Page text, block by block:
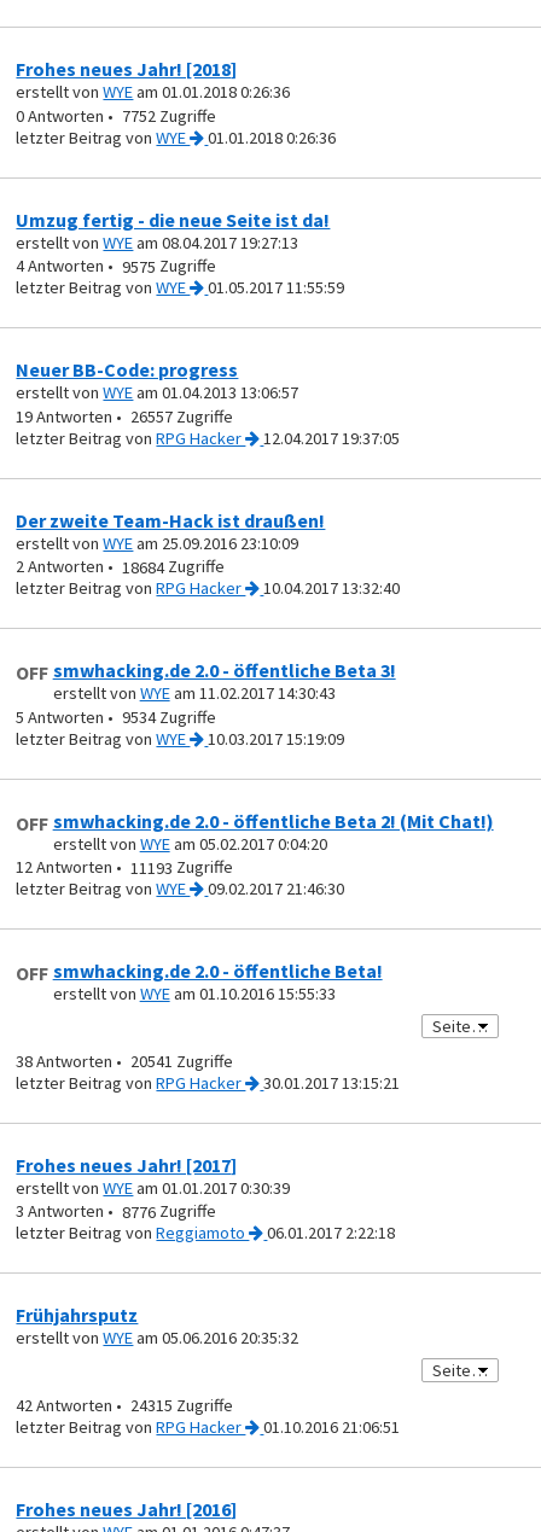
Frohes neues Jahr! [2018]
erstellt vonWYEam 01.01.2018 0:26:36
0
7752
vonWYE 01.01.2018 0:26:36
Umzug fertig - die neue Seite ist da!
erstellt vonWYEam 08.04.2017 19:27:13
4
9575
vonWYE 01.05.2017 11:55:59
Neuer BB-Code: progress
erstellt vonWYEam 01.04.2013 13:06:57
19
26557
vonRPG Hacker 12.04.2017 19:37:05
Der zweite Team-Hack ist draußen!
erstellt vonWYEam 25.09.2016 23:10:09
2
18684
vonRPG Hacker 10.04.2017 13:32:40
OFF smwhacking.de 2.0 - öffentliche Beta 3!
erstellt von WYEam 11.02.2017 14:30:43
5
9534
vonWYE 10.03.2017 15:19:09
OFF smwhacking.de 2.0 - öffentliche Beta 2! (Mit Chat!)
erstellt von WYEam 05.02.2017 0:04:20
12
11193
vonWYE 09.02.2017 21:46:30
OFF smwhacking.de 2.0 - öffentliche Beta!
erstellt von WYEam 01.10.2016 15:55:33
38
20541
vonRPG Hacker 30.01.2017 13:15:21
Frohes neues Jahr! [2017]
erstellt vonWYEam 01.01.2017 0:30:39
3
8776
vonReggiamoto 06.01.2017 2:22:18
Frühjahrsputz
erstellt vonWYEam 05.06.2016 20:35:32
42
24315
vonRPG Hacker 01.10.2016 21:06:51
Frohes neues Jahr! [2016]